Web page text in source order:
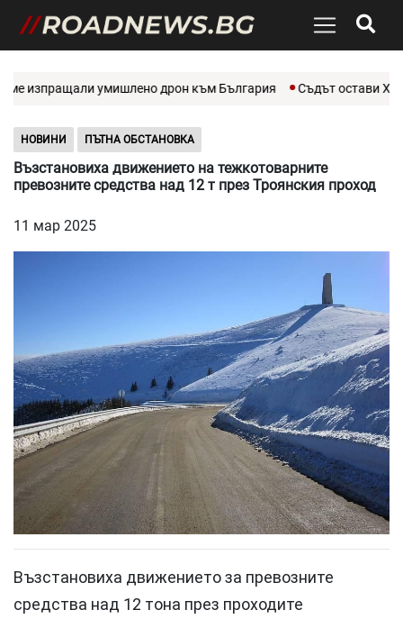
изпращали умишлено дрон към България Съдът остави
НОВИНИ ПЪТНА ОБСТАНОВКА
Възстановиха движението на тежкотоварните
превозните средства над 12 т през Троянския проход
11 мар 2025
Възстановиха движението за превозните
средства над 12 тона през проходите